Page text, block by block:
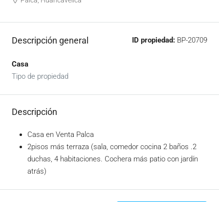
Descripción general ID propiedad: BP-20709
Casa
Tipo de propiedad
Descripción
Casa en Venta Palca
2pisos más terraza (sala, comedor cocina 2 baños .2
duchas, 4 habitaciones. Cochera más patio con jardín
atrás)